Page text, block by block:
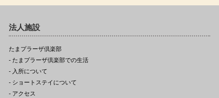
法人施設
たまプラーザ倶楽部
- たまプラーザ倶楽部での生活
- 入所について
- ショートステイについて
- アクセス